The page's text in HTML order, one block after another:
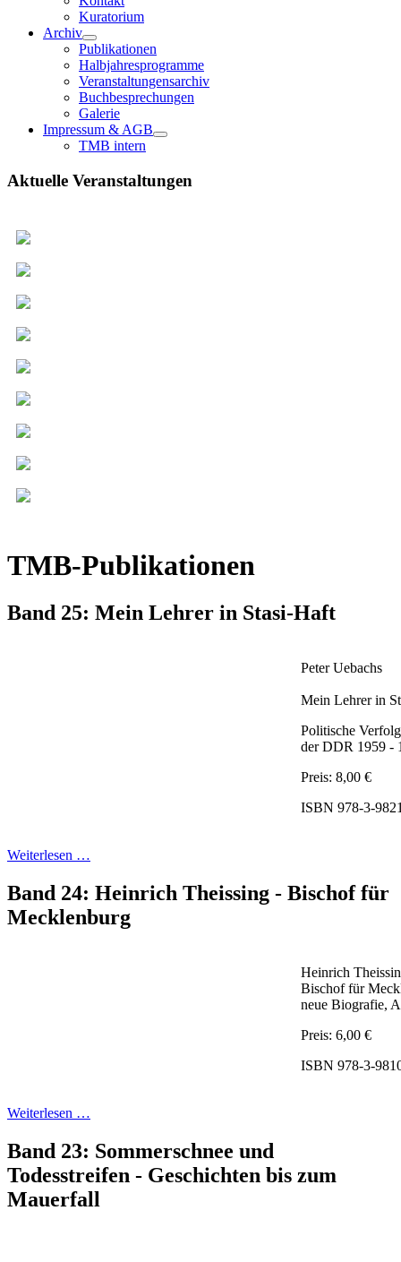
Kuratorium
Archiv
Publikationen
Halbjahresprogramme
Veranstaltungensarchiv
Buchbesprechungen
Galerie
Impressum & AGB
TMB intern
Aktuelle Veranstaltungen
TMB-Publikationen
Band 25: Mein Lehrer in Stasi-Haft
Peter Uebachs
Mein Lehrer in
Politische
der DDR 1959 -
Preis: 8,00 €
ISBN 978-3-
Weiterlesen …
Band 24: Heinrich Theissing - Bischof für
Mecklenburg
Heinrich
Bischof für
neue Biografie,
Preis: 6,00 €
ISBN 978-3-
Weiterlesen …
Band 23: Sommerschnee und
Todesstreifen - Geschichten bis zum
Mauerfall